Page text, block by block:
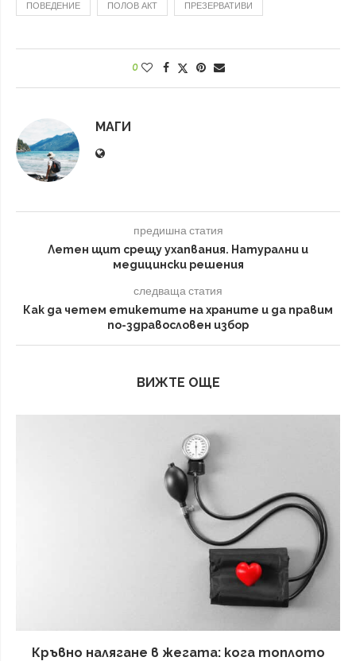
ПОВЕДЕНИЕ ПОЛОВ АКТ ПРЕЗЕРВАТИВИ
0
МАГИ
предишна статия
Летен щит срещу ухапвания. Натурални и
медицински решения
следваща статия
Как да четем етикетите на храните и да правим
по-здравословен избор
ВИЖТЕ ОЩЕ
Кръвно налягане в жегата: кога топлото